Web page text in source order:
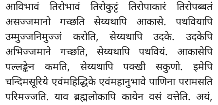
आविभावं तिरोभावं तिरोकुट्टं तिरोपाकारं तिरोपब्बतं
असज्जमानो गच्छति सेय्यथापि आकासे. पथवियापि
उम्मुज्जनिमुज्जं करोति, सेय्यथापि उदके. उदकेपि
अभिज्जमाने गच्छति, सेय्यथापि पथवियं. आकासेपि
पल्लङ्केन कमति, सेय्यथापि पक्खी सकुणो. इमेपि
चन्दिमसूरिये एवंमहिद्धिके एवंमहानुभावे पाणिना परामसति
परिमज्जति. याव ब्रह्मलोकापि कायेन वसं वत्तेति. अयं,